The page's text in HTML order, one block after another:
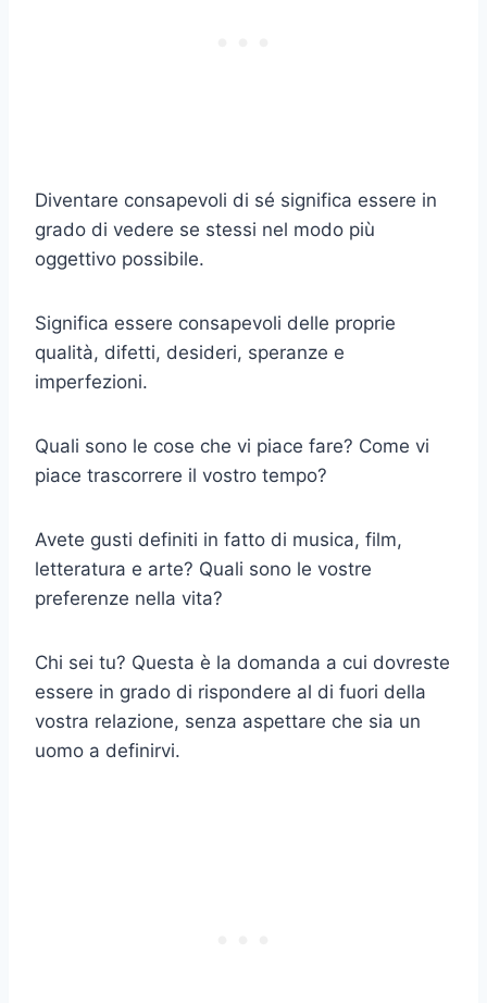
Diventare consapevoli di sé significa essere in
grado di vedere se stessi nel modo più
oggettivo possibile.
Significa essere consapevoli delle proprie
qualità, difetti, desideri, speranze e
imperfezioni.
Quali sono le cose che vi piace fare? Come vi
piace trascorrere il vostro tempo?
Avete gusti definiti in fatto di musica, film,
letteratura e arte? Quali sono le vostre
preferenze nella vita?
Chi sei tu? Questa è la domanda a cui dovreste
essere in grado di rispondere al di fuori della
vostra relazione, senza aspettare che sia un
uomo a definirvi.